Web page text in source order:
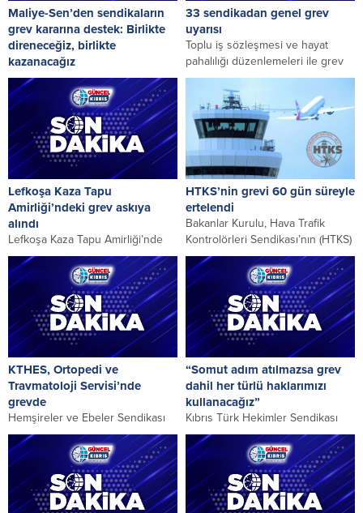
Maliye-Sen’den sendikaların
grev kararına destek: Birlikte
direneceğiz, birlikte
kazanacağız
Hazine ve Maliye Çalışanları
Sendikası (Maliye-Sen),
hükümetin, “örgütlü çalışma
hayatına, çalışanların kazanılmış
haklarına ve halkın...
33 sendikadan genel grev
uyarısı
Toplu iş sözleşmesi ve hayat
pahalılığı düzenlemeleri ile grev
yasaklarına karşı 33 sendika,
genel grev...
Lefkoşa Kaza Tapu
Amirliği’ndeki grev askıya
alındı
Lefkoşa Kaza Tapu Amirliği’nde
dün başlatılan grev, sorunların
çözümü yönünde olumlu adım
atılması üzerine askıya...
HTKS’nin grevi 60 gün süreyle
ertelendi
Bakanlar Kurulu, Hava Trafik
Kontrolörleri Sendikası’nın (HTKS)
bugün Ercan Hava Trafik Kontrol
Şubesi, Kule Kontrol...
KTHES, Ortopedi ve
Travmatoloji Servisi’nde
grevde
Hemşireler ve Ebeler Sendikası
(KTHES), Plastik Cerrahi Servisi
hastalarının Ortopedi ve
Travmatoloji Servisi’ne yatırılacak
olmasını...
“Somut adım atılmazsa grev
dahil her türlü haklarımızı
kullanacağız”
Kıbrıs Türk Hekimler Sendikası
(Tıp-İş) acil servislerin hekim ve
personel kadrolarının yeterli
sayıya ulaştırılması için...